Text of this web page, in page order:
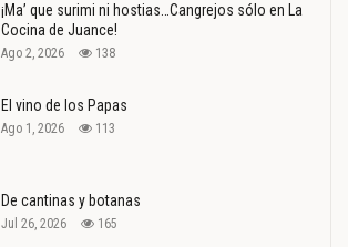
¡Ma’ que surimi ni hostias…Cangrejos sólo en La
Cocina de Juance!
Ago 2, 2026 138
El vino de los Papas
Ago 1, 2026 113
De cantinas y botanas
Jul 26, 2026 165